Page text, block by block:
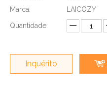
Marca:
LAICOZY
Quantidade:
Inquérito